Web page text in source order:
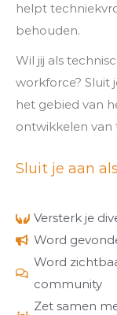
helpt
behouden.
Wil jij als
workforce? Sluit
het gebied van
ontwikkelen van
Sluit je aan
Versterk je
Word
Word
community
Zet samen